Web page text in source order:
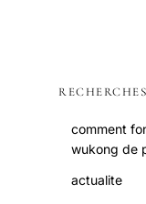
comment
wukong de
actualite